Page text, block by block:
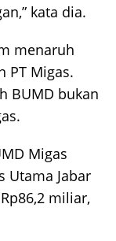
kata dia.
menaruh
PT Migas.
BUMD bukan
Migas
Utama Jabar
miliar,